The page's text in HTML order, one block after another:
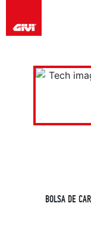
BOLSA DE